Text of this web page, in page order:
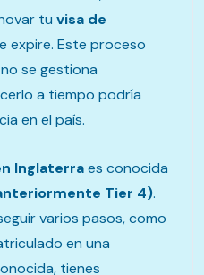
tu visa de
expire. Este proceso
se gestiona
a tiempo podría
en el país.
Inglaterraes conocida
Tier 4).
varios pasos, como
en una
tienes